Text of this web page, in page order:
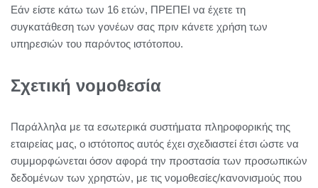
Εάν είστε κάτω των 16 ετών, ΠΡΕΠΕΙ να έχετε τη
συγκατάθεση των γονέων σας πριν κάνετε χρήση των
υπηρεσιών του παρόντος ιστότοπου.
Σχετική νομοθεσία
Παράλληλα με τα εσωτερικά συστήματα πληροφορικής της
εταιρείας μας, ο ιστότοπος αυτός έχει σχεδιαστεί έτσι ώστε να
συμμορφώνεται όσον αφορά την προστασία των προσωπικών
δεδομένων των χρηστών, με τις νομοθεσίες/κανονισμούς που